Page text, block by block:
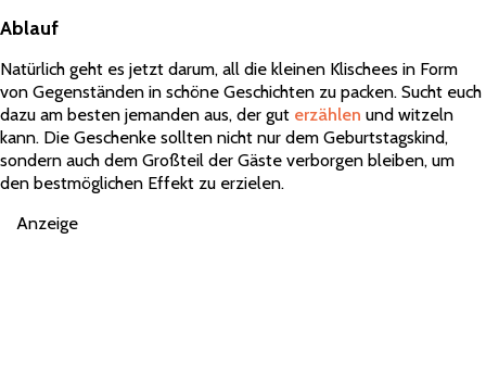
Ablauf
Natürlich geht es jetzt darum, all die kleinen Klischees in Form
von Gegenständen in schöne Geschichten zu packen. Sucht euch
dazu am besten jemanden aus, der gut erzählen und witzeln
kann. Die Geschenke sollten nicht nur dem Geburtstagskind,
sondern auch dem Großteil der Gäste verborgen bleiben, um
den bestmöglichen Effekt zu erzielen.
Anzeige